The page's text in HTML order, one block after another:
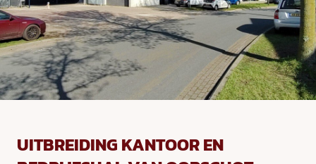
UITBREIDING KANTOOR EN